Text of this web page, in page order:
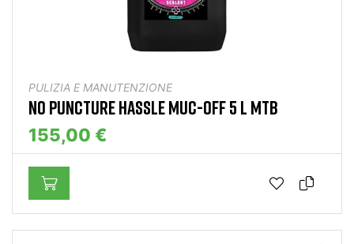
PULIZIA E MANUTENZIONE
NO PUNCTURE HASSLE MUC-OFF 5 L MTB
155,00 €